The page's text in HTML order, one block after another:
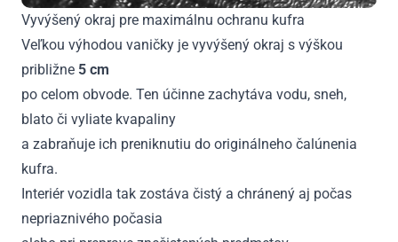
Vyvýšený okraj pre maximálnu ochranu kufra
Veľkou výhodou vaničky je vyvýšený okraj s výškou
približne 5 cm
po celom obvode. Ten účinne zachytáva vodu, sneh,
blato či vyliate kvapaliny
a zabraňuje ich preniknutiu do originálneho čalúnenia
kufra.
Interiér vozidla tak zostáva čistý a chránený aj počas
nepriaznivého počasia